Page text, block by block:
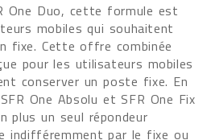
One Duo, cette formule est
mobiles qui souhaitent
fixe. Cette offre combinée
pour les utilisateurs mobiles
conserver un poste fixe. En
One Absolu et SFR One Fix
plus un seul répondeur
indifféremment par le fixe ou